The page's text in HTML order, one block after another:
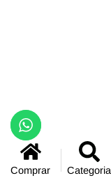
Comprar Categoria